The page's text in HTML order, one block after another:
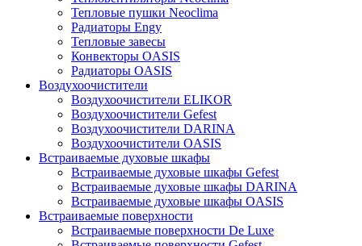
Тепловые пушки Neoclima
Радиаторы Engy
Тепловые завесы
Конвекторы OASIS
Радиаторы OASIS
Воздухоочистители
Воздухоочистители ELIKOR
Воздухоочистители Gefest
Воздухоочистители DARINA
Воздухоочистители OASIS
Встраиваемые духовые шкафы
Встраиваемые духовые шкафы Gefest
Встраиваемые духовые шкафы DARINA
Встраиваемые духовые шкафы OASIS
Встраиваемые поверхности
Встраиваемые поверхности De Luxe